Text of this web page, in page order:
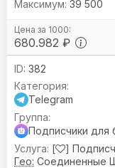
680.982 ₽
39 500
382
Telegram
Подписчики для
[
]
Гео: Соединенные